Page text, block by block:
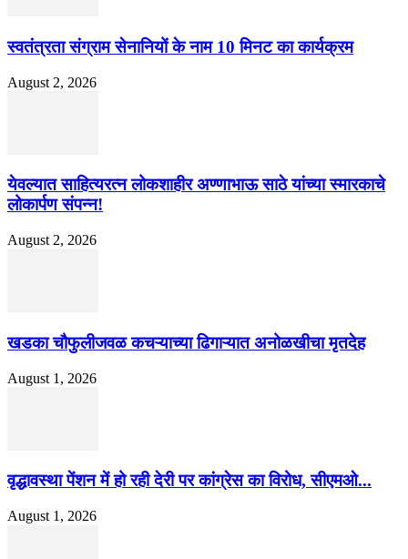
स्वतंत्रता संग्राम सेनानियों के नाम 10 मिनट का कार्यक्रम
August 2, 2026
येवल्यात साहित्यरत्न लोकशाहीर अण्णाभाऊ साठे यांच्या स्मारकाचे
लोकार्पण संपन्न!
August 2, 2026
खडका चौफुलीजवळ कचऱ्याच्या ढिगाऱ्यात अनोळखीचा मृतदेह
August 1, 2026
वृद्धावस्था पेंशन में हो रही देरी पर कांग्रेस का विरोध, सीएमओ...
August 1, 2026